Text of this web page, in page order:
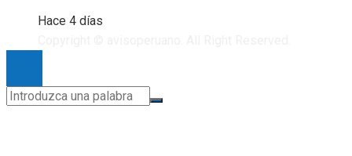
Hace 4 días